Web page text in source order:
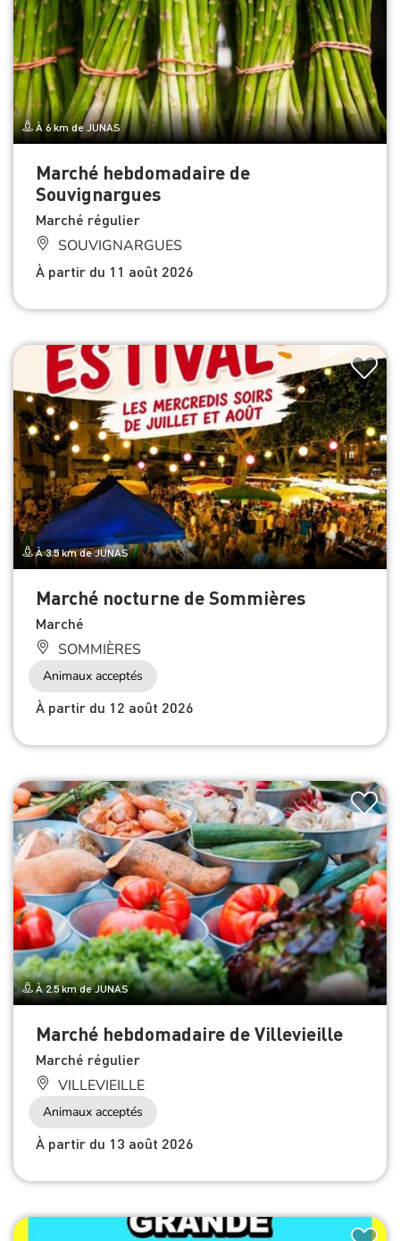
À 6 km de JUNAS
Marché hebdomadaire de
Souvignargues
Marché régulier
SOUVIGNARGUES
À partir du 11 août 2026
À 3.5 km de JUNAS
Marché nocturne de Sommières
Marché
SOMMIÈRES
Animaux acceptés
À partir du 12 août 2026
À 2.5 km de JUNAS
Marché hebdomadaire de Villevieille
Marché régulier
VILLEVIEILLE
Animaux acceptés
À partir du 13 août 2026